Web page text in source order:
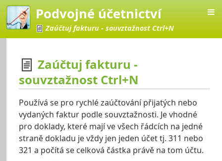
Podvojné účetnictví
Zaúčtuj fakturu - souvztažnost Ctrl+N
Zaúčtuj fakturu -
souvztažnost Ctrl+N
Používá se pro rychlé zaúčtování přijatých nebo
vydaných faktur podle souvztažnosti. Je vhodné
pro doklady, které mají ve všech řádcích na jedné
straně dokladu je vždy jen jeden účet tj. 311 nebo
321 a počítá se celková částka právě na tom účtu.